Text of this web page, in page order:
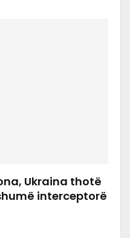
Ukraina thotë
interceptorë